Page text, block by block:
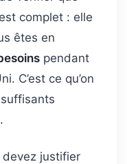
complet : elle
êtes en
pendant
C’est ce qu’on
devez justifier